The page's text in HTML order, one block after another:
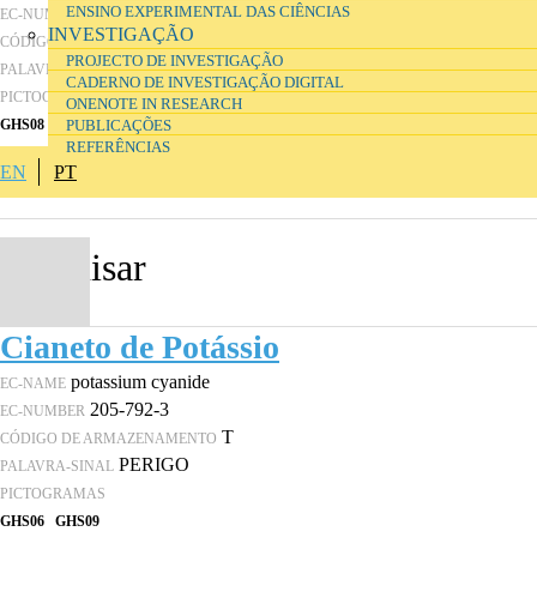
ENSINO EXPERIMENTAL DAS CIÊNCIAS
INVESTIGAÇÃO
PROJECTO DE INVESTIGAÇÃO
CADERNO DE INVESTIGAÇÃO DIGITAL
ONENOTE IN RESEARCH
PUBLICAÇÕES
REFERÊNCIAS
EN PT
EC-NUMBER 231-100-4
CÓDIGO DE ARMAZENAMENTO
PALAVRA-SINAL PERIGO
PICTOGRAMAS
GHS08
GHS07 GHS09
Cianeto de Potássio
EC-NAME potassium cyanide
EC-NUMBER 205-792-3
CÓDIGO DE ARMAZENAMENTO T
PALAVRA-SINAL PERIGO
PICTOGRAMAS
GHS06
GHS09